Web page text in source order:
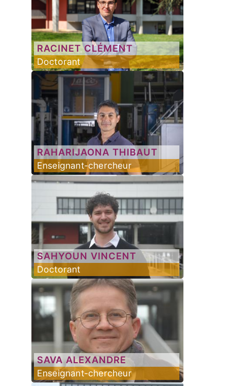
RACINET CLÉMENT
Doctorant
RAHARIJAONA THIBAUT
Enseignant-chercheur
SAHYOUN VINCENT
Doctorant
SAVA ALEXANDRE
Enseignant-chercheur